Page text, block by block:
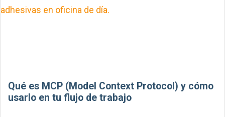
Qué es MCP (Model Context Protocol) y cómo
usarlo en tu flujo de trabajo